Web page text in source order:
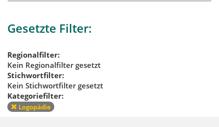
Gesetzte Filter:
Regionalfilter:
Kein Regionalfilter gesetzt
Stichwortfilter:
Kein Stichwortfilter gesetzt
Kategoriefilter:
Logopädie